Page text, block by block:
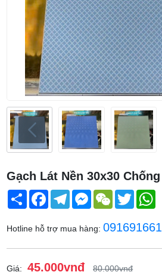
Gạch Lát Nền 30x30
Share FacebookTelegramMessenger
WeChatTwitter
Hotline hỗ trợ mua hàng:
Giá: 45.000vnđ
80.000vnđ